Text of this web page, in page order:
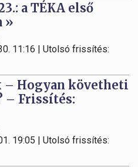
a TÉKA első
»
11:16 | Utolsó frissítés:
– Hogyan követheti
– Frissítés:
19:05 | Utolsó frissítés: